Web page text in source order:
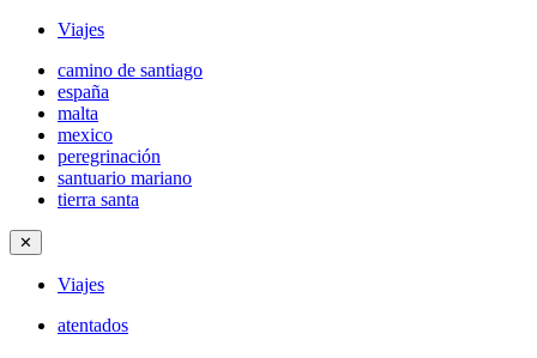
Viajes
camino de santiago
españa
malta
mexico
peregrinación
santuario mariano
tierra santa
✕
Viajes
atentados